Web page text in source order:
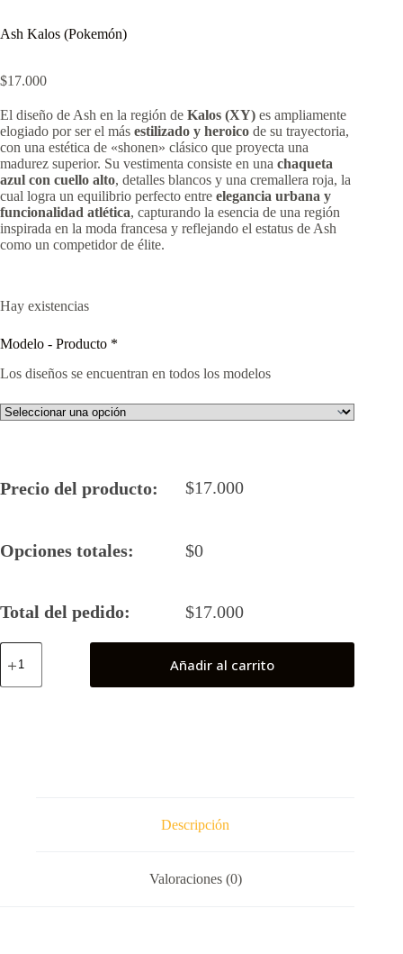
Ash Kalos (Pokemón)
$17.000
El diseño de Ash en la región de Kalos (XY) es ampliamente
elogiado por ser el más estilizado y heroico de su trayectoria,
con una estética de «shonen» clásico que proyecta una
madurez superior. Su vestimenta consiste en una chaqueta
azul con cuello alto, detalles blancos y una cremallera roja, la
cual logra un equilibrio perfecto entre elegancia urbana y
funcionalidad atlética, capturando la esencia de una región
inspirada en la moda francesa y reflejando el estatus de Ash
como un competidor de élite.
Hay existencias
Modelo - Producto *
Los diseños se encuentran en todos los modelos
Precio del producto: $17.000
Opciones totales: $0
Total del pedido: $17.000
Ash
Kalos
Añadir al carrito
Descripción
Valoraciones (0)